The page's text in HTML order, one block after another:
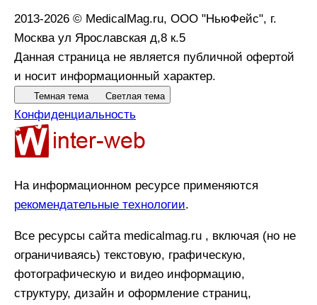
2013-2026 © MedicalMag.ru, ООО "НьюФейс", г.
Москва ул Ярославская д,8 к.5
Данная страница не является публичной офертой
и носит информационный характер.
Темная тема Светлая тема
Конфиденциальность
На информационном ресурсе применяются
рекомендательные технологии.
Все ресурсы сайта medicalmag.ru , включая (но не
ограничиваясь) текстовую, графическую,
фотографическую и видео информацию,
структуру, дизайн и оформление страниц,